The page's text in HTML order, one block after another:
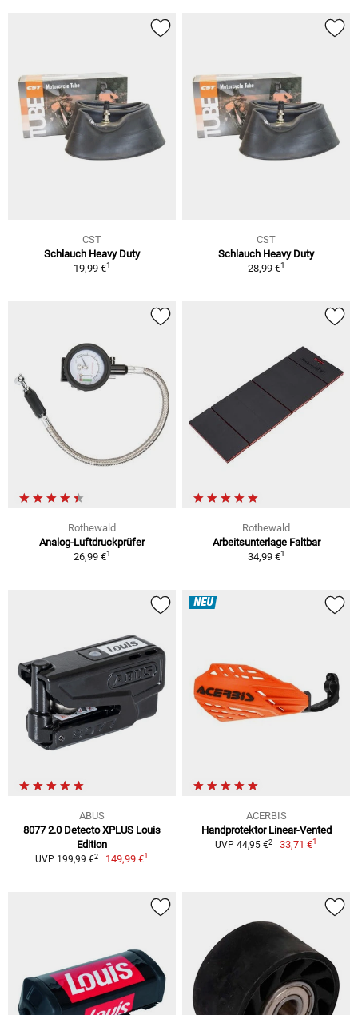
CST
Schlauch Heavy Duty
19,99 €1
CST
Schlauch Heavy Duty
28,99 €1
Rothewald
Analog-Luftdruckprüfer
26,99 €1
Rothewald
Arbeitsunterlage Faltbar
34,99 €1
ABUS
8077 2.0 Detecto XPLUS Louis
Edition
UVP 199,99 €2 149,99 €1
NEU
ACERBIS
Handprotektor Linear-Vented
UVP 44,95 €2 33,71 €1